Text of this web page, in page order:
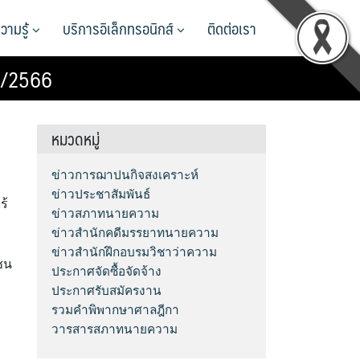
ามรู้ บริการอิเล็กทรอนิกส์ ติดต่อเรา
2566
น
หมวดหมู่
ข่าวการฌาปนกิจสงเคราะห์
ข่าวประชาสัมพันธ์
ข่าวสภาทนายความ
ข่าวสำนักคดีมรรยาทนายความ
ข่าวสำนักฝึกอบรมวิชาว่าความ
ประกาศจัดซื้อจัดจ้าง
ประกาศรับสมัครงาน
รวมคำพิพากษาศาลฎีกา
วารสารสภาทนายความ